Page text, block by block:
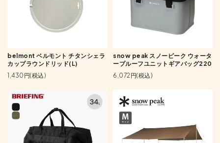
belmont ベルモント チタンシェラ
カップラウンドリッド(L)
1,430円(税込)
snow peak スノーピーク ウォータ
ープルーフユニットギアバッグ220
6,072円(税込)